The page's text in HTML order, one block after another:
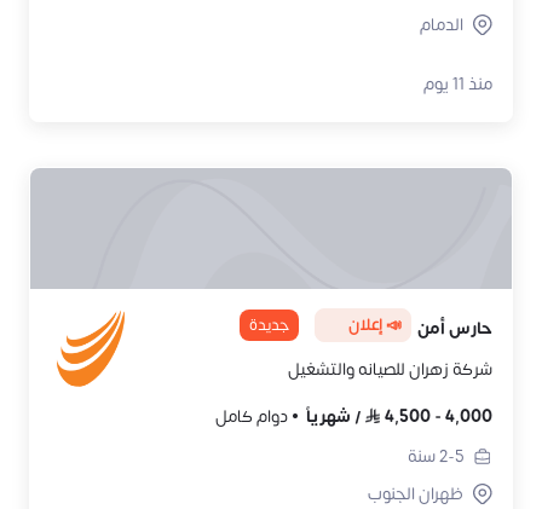
الدمام
منذ 11 يوم
حارس أمن 📣 إعلان جديدة
شركة زهران للصيانه والتشغيل
4,000
-
4,500
/ شهرياً
دوام كامل
2-5سنة
ظهران الجنوب